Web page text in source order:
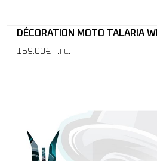
DÉCORATION MOTO TALARIA
159.00€ T.T.C.